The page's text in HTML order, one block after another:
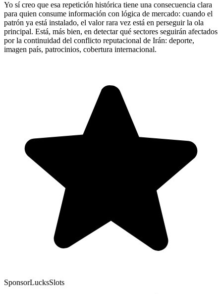
Yo sí creo que esa repetición histórica tiene una consecuencia clara
para quien consume información con lógica de mercado: cuando el
patrón ya está instalado, el valor rara vez está en perseguir la ola
principal. Está, más bien, en detectar qué sectores seguirán afectados
por la continuidad del conflicto reputacional de Irán: deporte,
imagen país, patrocinios, cobertura internacional.
SponsorLucksSlots